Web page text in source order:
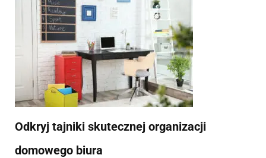
Odkryj tajniki skutecznej organizacji
domowego biura